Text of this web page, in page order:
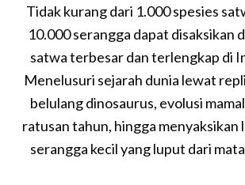
Tidak kurang dari 1.000 spesies
10.000 serangga dapat disaksikan
satwa terbesar dan terlengkap di
Menelusuri sejarah dunia lewat
belulang dinosaurus, evolusi
ratusan tahun, hingga menyaksikan
serangga kecil yang luput dari